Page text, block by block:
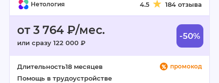
Нетология 4.5 184 отзыва
от 3 764 ₽/мес.
или сразу 122 000 ₽
-50%
промокод
Длительность18 месяцев
Помощь в трудоустройстве